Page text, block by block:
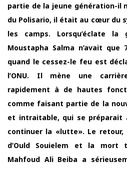
partie de la jeune génération-il
du Polisario, il était au cœur du
les camps. Lorsqu’éclate
Moustapha Salma n’avait que
quand le cessez-le feu est
l’ONU. Il mène une
rapidement à de hautes
comme faisant partie de la
et intraitable, qui se préparait
continuer la «lutte». Le retour,
d’Ould Souielem et la mort
Mahfoud Ali Beiba a